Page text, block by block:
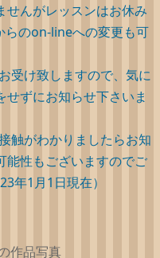
せんがレッスンはお休み
らのon-lineへの変更も可
受け致しますので、気に
ずにお知らせ下さいま
触がわかりましたらお知
能性もございますのでご
年1月1日現在）
作品写真